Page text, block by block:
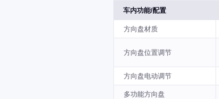
车内功能/配置
方向盘材质
方向盘位置调节
方向盘电动调节
多功能方向盘